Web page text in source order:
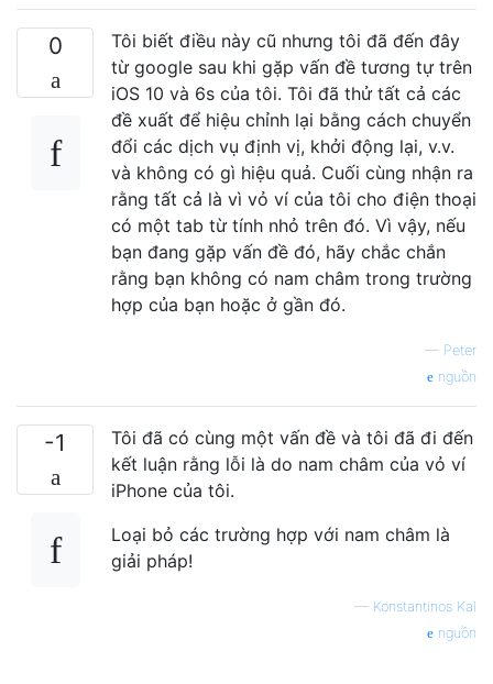
0
Tôi biết điều này cũ nhưng tôi đã đến đây
từ google sau khi gặp vấn đề tương tự trên
iOS 10 và 6s của tôi. Tôi đã thử tất cả các
đề xuất để hiệu chỉnh lại bằng cách chuyển
đổi các dịch vụ định vị, khởi động lại, v.v.
và không có gì hiệu quả. Cuối cùng nhận ra
rằng tất cả là vì vỏ ví của tôi cho điện thoại
có một tab từ tính nhỏ trên đó. Vì vậy, nếu
bạn đang gặp vấn đề đó, hãy chắc chắn
rằng bạn không có nam châm trong trường
hợp của bạn hoặc ở gần đó.
— Peter
nguồn
-1
Tôi đã có cùng một vấn đề và tôi đã đi đến
kết luận rằng lỗi là do nam châm của vỏ ví
iPhone của tôi.
Loại bỏ các trường hợp với nam châm là
giải pháp!
— Konstantinos Kal
nguồn